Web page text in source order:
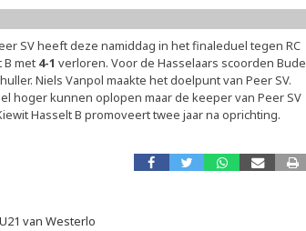
SV heeft deze namiddag in het finaleduel tegen RC
B met 4-1 verloren. Voor de Hasselaars scoorden Bude
Niels Vanpol maakte het doelpunt van Peer SV.
hoger kunnen oplopen maar de keeper van Peer SV
Hasselt B promoveert twee jaar na oprichting.
van Westerlo